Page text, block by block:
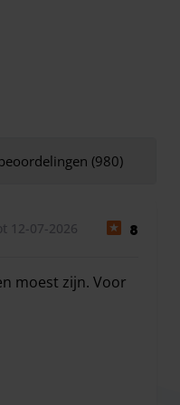
(980)
12-07-2026 8
moest zijn. Voor